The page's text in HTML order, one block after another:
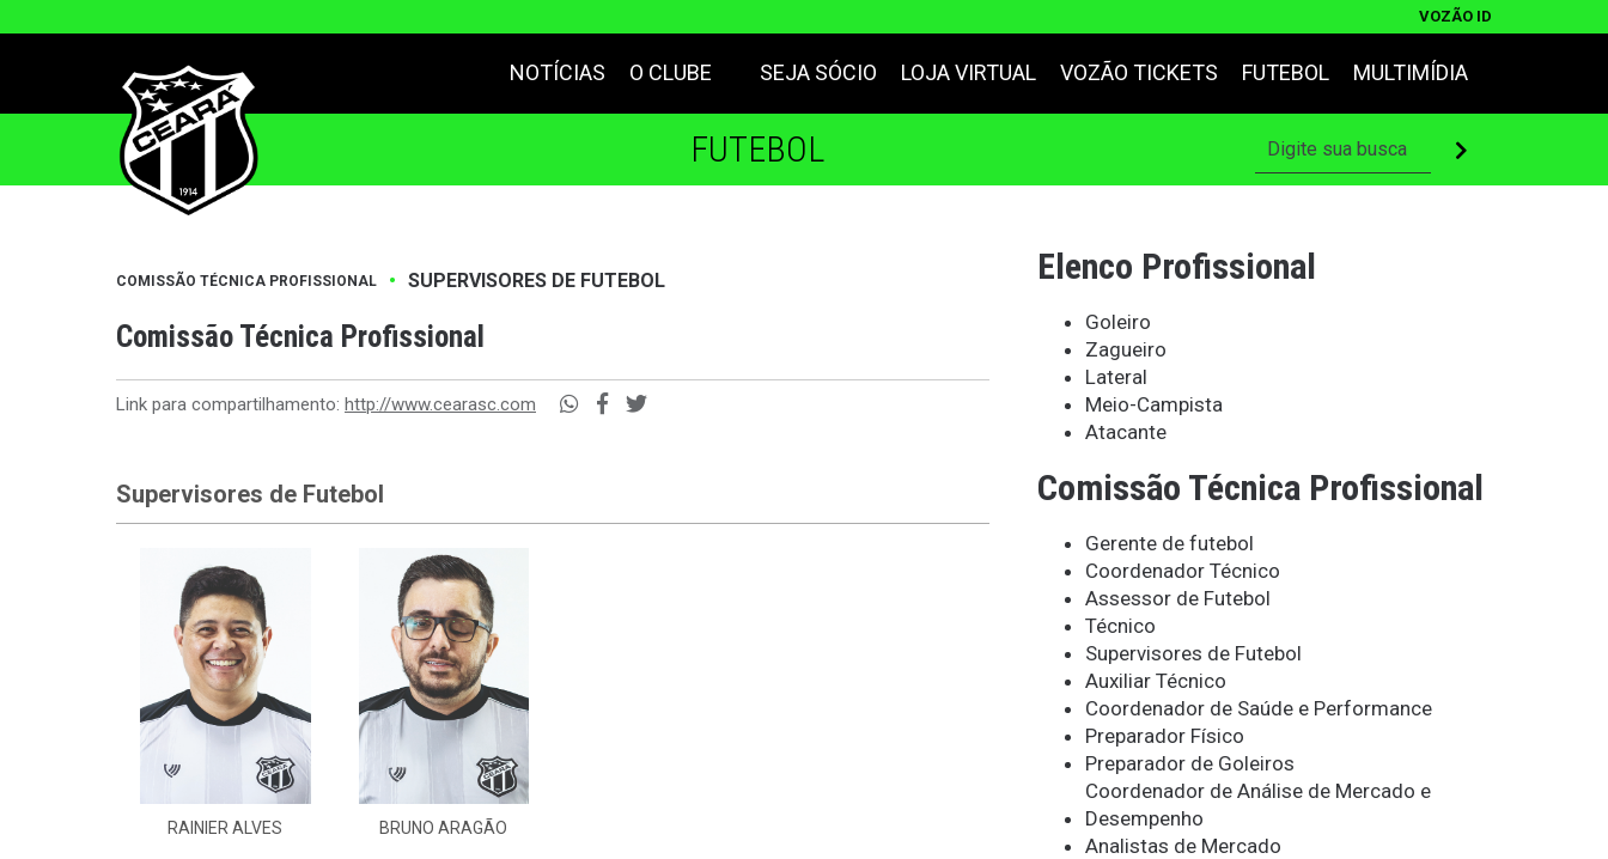
VOZÃO ID
NOTÍCIAS O CLUBE SEJA SÓCIO LOJA VIRTUAL VOZÃO TICKETS FUTEBOL MULTIMÍDIA
FUTEBOL
COMISSÃO TÉCNICA PROFISSIONAL • SUPERVISORES DE FUTEBOL
Comissão Técnica Profissional
Link para compartilhamento: http://www.cearasc.com
Supervisores de Futebol
RAINIER ALVES BRUNO ARAGÃO
Elenco Profissional
Goleiro
Zagueiro
Lateral
Meio-Campista
Atacante
Comissão Técnica Profissional
Gerente de futebol
Coordenador Técnico
Assessor de Futebol
Técnico
Supervisores de Futebol
Auxiliar Técnico
Coordenador de Saúde e Performance
Preparador Físico
Preparador de Goleiros
Coordenador de Análise de Mercado e
Desempenho
Analistas de Mercado